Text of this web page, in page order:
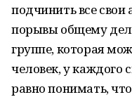
подчинить все
порывы общему
группе, которая
человек, у каждого
равно понимать,